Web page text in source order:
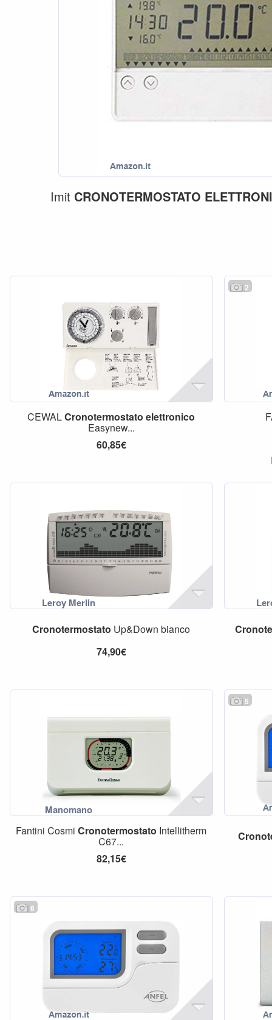
Imit CRONOTERMOSTATO
CEWALCronotermostato elettronico
Easynew...
60,85€
2
Cronotermostato Up&Down bianco
74,90€
Fantini CosmiCronotermostato Intellitherm
C67...
82,15€
5
6